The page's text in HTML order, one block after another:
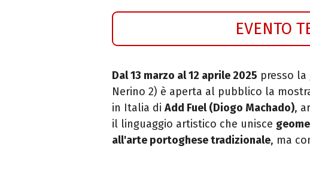
EVENTO
Dal 13 marzo al 12 aprile 2025 presso
Nerino 2) è aperta al pubblico la
in Italia di Add Fuel (Diogo Machado),
il linguaggio artistico che unisce
all'arte portoghese tradizionale, ma